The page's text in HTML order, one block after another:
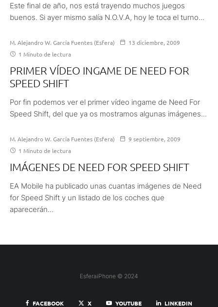
Este final de año, nos está trayendo muchos juegos
buenos. Si ayer mismo salía N.O.V.A, hoy le toca el turno...
M. Alejandro W. García Fuentes (Esfera)
13 diciembre, 2009
1 Minuto de lectura
PRIMER VÍDEO INGAME DE NEED FOR
SPEED SHIFT
Por fin podemos ver el primer vídeo ingame de Need For
Speed Shift, del que ya os mostramos algunas imágenes...
M. Alejandro W. García Fuentes (Esfera)
9 septiembre, 2009
1 Minuto de lectura
IMÁGENES DE NEED FOR SPEED SHIFT
EA Mobile ha publicado unas cuantas imágenes de Need
for Speed Shift y un listado de los coches que
aparecerán...
EsferaiPhone © 2024
FACEBOOK X YOUTUBE LINKEDIN